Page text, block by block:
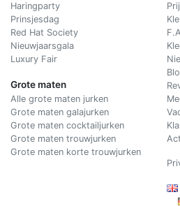
Haringparty
Prinsjesdag
Red Hat Society
Nieuwjaarsgala
Luxury Fair
Grote maten
Alle grote maten jurken
Grote maten galajurken
Grote maten cocktailjurken
Grote maten trouwjurken
Grote maten korte trouwjurken